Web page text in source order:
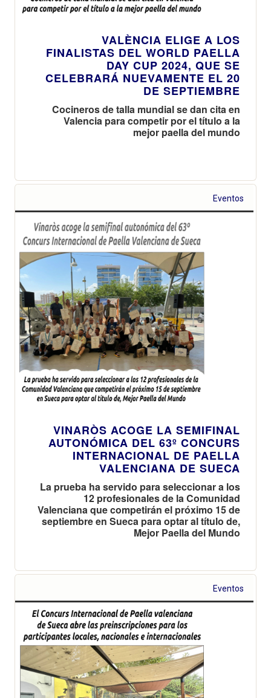
VALÈNCIA ELIGE A LOS
FINALISTAS DEL WORLD PAELLA
DAY CUP 2024, QUE SE
CELEBRARÁ NUEVAMENTE EL 20
DE SEPTIEMBRE
Cocineros de talla mundial se dan cita en
Valencia para competir por el título a la
mejor paella del mundo
Eventos
VINARÒS ACOGE LA SEMIFINAL
AUTONÓMICA DEL 63º CONCURS
INTERNACIONAL DE PAELLA
VALENCIANA DE SUECA
La prueba ha servido para seleccionar a los
12 profesionales de la Comunidad
Valenciana que competirán el próximo 15 de
septiembre en Sueca para optar al título de,
Mejor Paella del Mundo
Eventos